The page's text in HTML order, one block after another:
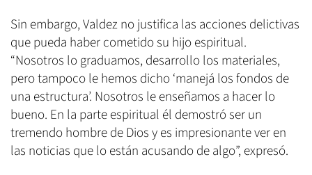
Sin embargo, Valdez no justifica las acciones delictivas
que pueda haber cometido su hijo espiritual.
“Nosotros lo graduamos, desarrollo los materiales,
pero tampoco le hemos dicho ‘manejá los fondos de
una estructura’. Nosotros le enseñamos a hacer lo
bueno. En la parte espiritual él demostró ser un
tremendo hombre de Dios y es impresionante ver en
las noticias que lo están acusando de algo”, expresó.